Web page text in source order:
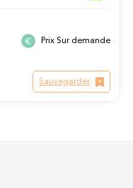
Prix Sur demande
Sauvegarder